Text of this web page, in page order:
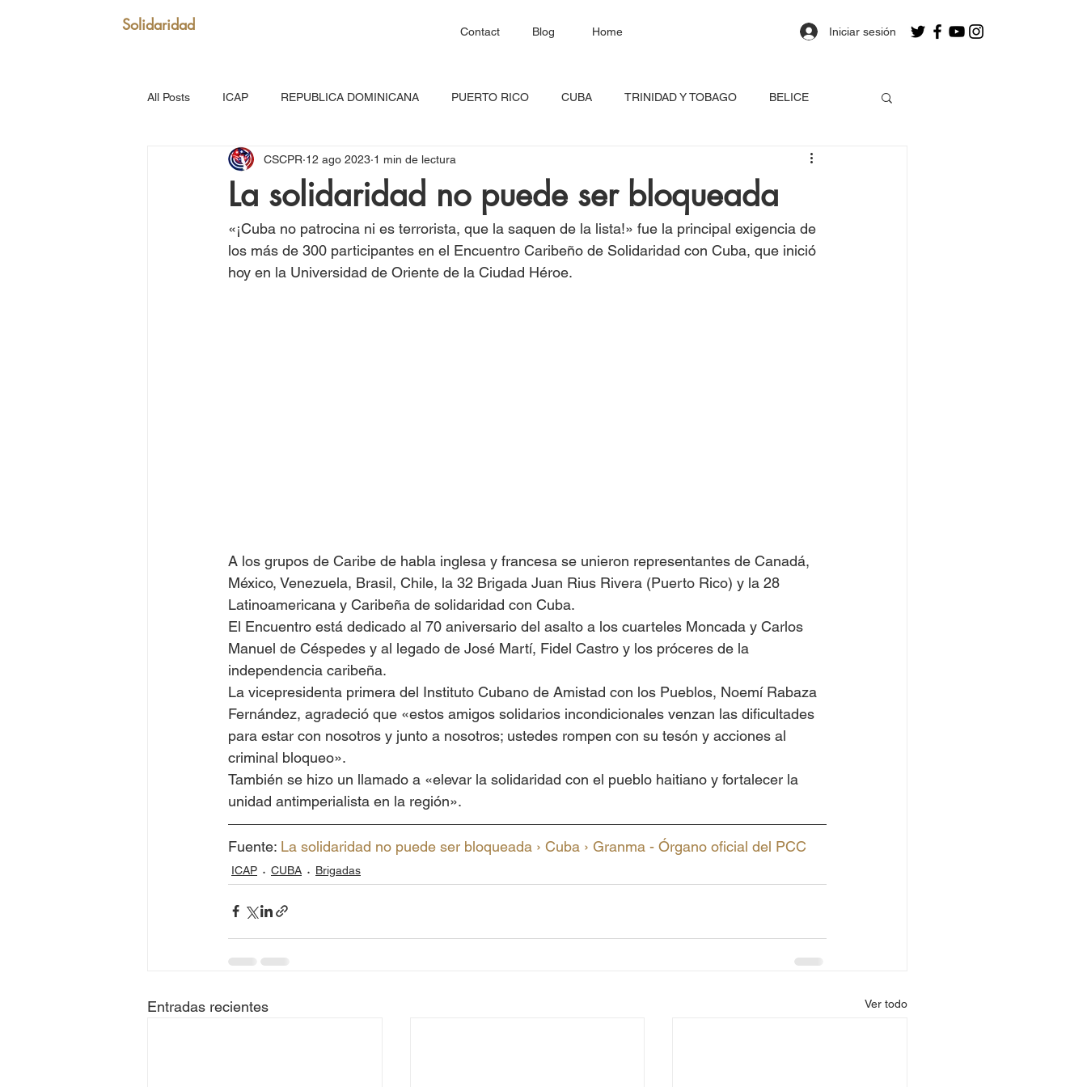
Solidaridad Home
Blog
Contact Iniciar sesión
All Posts ICAP REPUBLICA DOMINICANA PUERTO RICO CUBA TRINIDAD Y TOBAGO BELICE
SAN VICENTE Y GRANADINAS HAITÍ SANTA LUCÍA
MARTINICA VENEZUELA RED CONTINENTAL MEXICO CARICOM Costa Rica Estados Unidos
La solidaridad no puede ser bloqueada
CSCPR 12 ago 2023 1 min de lectura
«¡Cuba no patrocina ni es terrorista, que la saquen de la lista!» fue la principal exigencia de
los más de 300 participantes en el Encuentro Caribeño de Solidaridad con Cuba, que inició
hoy en la Universidad de Oriente de la Ciudad Héroe.
A los grupos de Caribe de habla inglesa y francesa se unieron representantes de Canadá,
México, Venezuela, Brasil, Chile, la 32 Brigada Juan Rius Rivera (Puerto Rico) y la 28
Latinoamericana y Caribeña de solidaridad con Cuba.
El Encuentro está dedicado al 70 aniversario del asalto a los cuarteles Moncada y Carlos
Manuel de Céspedes y al legado de José Martí, Fidel Castro y los próceres de la
independencia caribeña.
La vicepresidenta primera del Instituto Cubano de Amistad con los Pueblos, Noemí Rabaza
Fernández, agradeció que «estos amigos solidarios incondicionales venzan las dificultades
para estar con nosotros y junto a nosotros; ustedes rompen con su tesón y acciones al
criminal bloqueo».
También se hizo un llamado a «elevar la solidaridad con el pueblo haitiano y fortalecer la
unidad antimperialista en la región».
Fuente: La solidaridad no puede ser bloqueada › Cuba › Granma - Órgano oficial del PCC
ICAP CUBA Brigadas
Entradas recientes Ver todo